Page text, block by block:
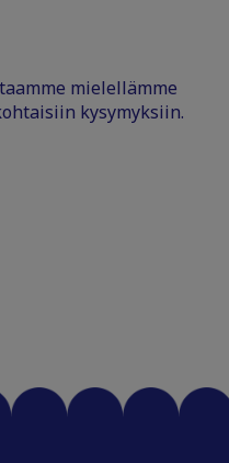
mielellämme
kysymyksiin.